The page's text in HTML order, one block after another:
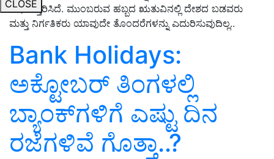
CLOSE
VII) ವಿಸ್ತರಿಸಿದೆ. ಮುಂಬರುವ ಹಬ್ಬದ ಋತುವಿನಲ್ಲಿ ದೇಶದ ಬಡವರು
ಮತ್ತು ನಿರ್ಗತಿಕರು ಯಾವುದೇ ತೊಂದರೆಗಳನ್ನು ಎದುರಿಸುವುದಿಲ್ಲ..
Bank Holidays:
ಅಕ್ಟೋಬರ್‌ ತಿಂಗಳಲ್ಲಿ
ಬ್ಯಾಂಕ್‌ಗಳಿಗೆ ಎಷ್ಟು ದಿನ
ರಜೆಗಳಿವೆ ಗೊತ್ತಾ..?